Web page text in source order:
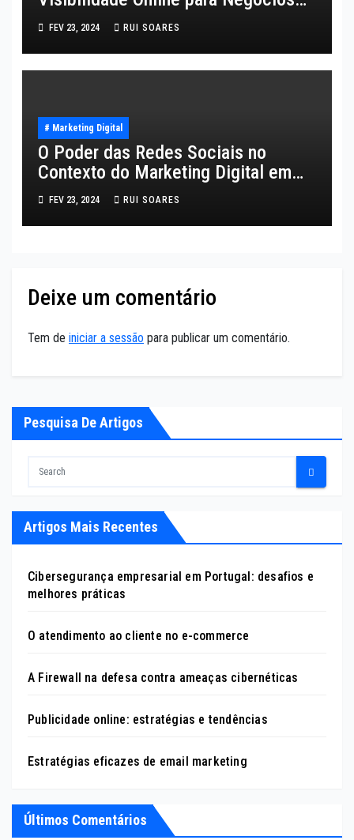
em Portugal
FEV 23, 2024 RUI SOARES
# Marketing Digital
O Poder das Redes Sociais no
Contexto do Marketing Digital em
Portugal
FEV 23, 2024 RUI SOARES
Deixe um comentário
Tem de iniciar a sessão para publicar um comentário.
Pesquisa De Artigos
Artigos Mais Recentes
Cibersegurança empresarial em Portugal: desafios e
melhores práticas
O atendimento ao cliente no e-commerce
A Firewall na defesa contra ameaças cibernéticas
Publicidade online: estratégias e tendências
Estratégias eficazes de email marketing
Últimos Comentários